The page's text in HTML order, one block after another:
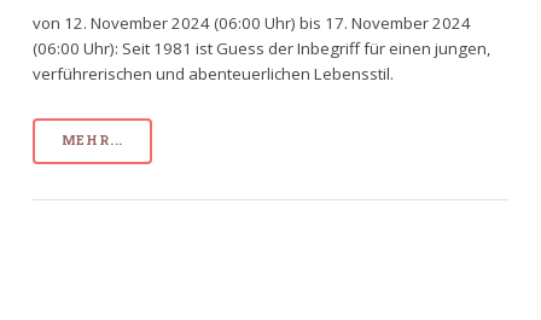
von 12. November 2024 (06:00 Uhr) bis 17. November 2024
(06:00 Uhr): Seit 1981 ist Guess der Inbegriff für einen jungen,
verführerischen und abenteuerlichen Lebensstil.
MEHR...